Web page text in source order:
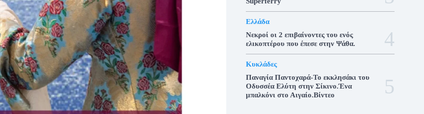
Ελλάδα
Νεκροί οι 2 επιβαίνοντες του ενός
ελικοπτέρου που έπεσε στην Ψάθα.
Κυκλάδες
Παναγία Παντοχαρά-Το εκκλησάκι του
Οδυσσέα Ελύτη στην Σίκινο.Ένα
μπαλκόνι στο Αιγαίο.Βίντεο